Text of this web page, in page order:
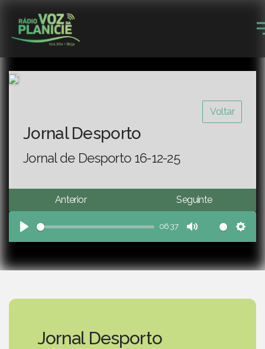
Voltar
Jornal Desporto
Jornal de Desporto 16-12-25
Anterior Seguinte
Play
06:37
Mute
Jornal Desporto